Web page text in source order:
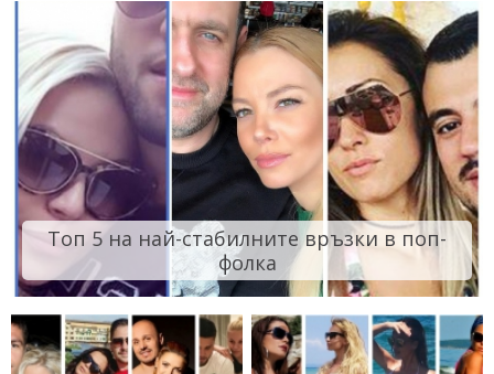
Топ 5 на най-стабилните връзки в поп-
фолка